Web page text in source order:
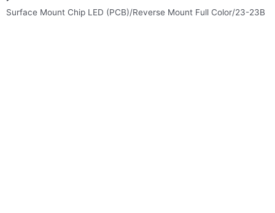
Surface Mount Chip LED (PCB)/Reverse Mount Full Color/23-23B